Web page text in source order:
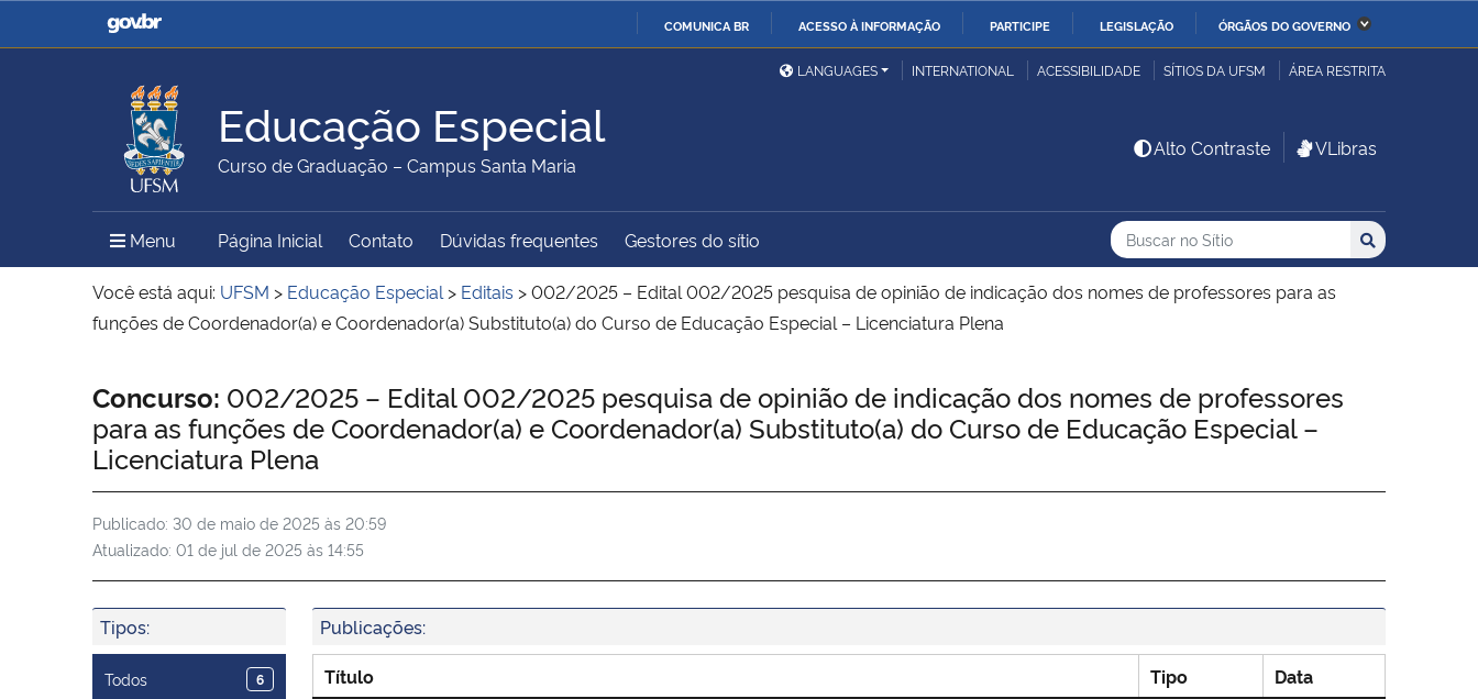
COMUNICA BR ACESSO À INFORMAÇÃO PARTICIPE LEGISLAÇÃO ÓRGÃOS DO GOVERNO
Casa Civil
Ministério da Justiça e
Ministério da Defesa
Ministério das Relações
Exteriores
Ministério da Economia Ministério da Infraestrutura
Ministério da Agricultura,
Pecuária e Abastecimento
Ministério da Educação Ministério da Cidadania
Ministério da Ciência,
Tecnologia, Inovações e
Ministério do Meio Ambiente Ministério do Turismo
Ministério do
Desenvolvimento Regional
Controladoria-Geral da
União
Família e dos Direitos
Humanos
Institucional
LANGUAGES INTERNATIONAL ACESSIBILIDADE SÍTIOS DA UFSM ÁREA RESTRITA
Educação Especial
Curso de Graduação – Campus Santa Maria
Alto Contraste VLibras
Menu Menu Principal do Sítio
Página Inicial Contato Dúvidas frequentes Gestores do sítio Busca
Buscar no no Sítio
Busca: Buscar
Você está aqui: UFSM > Educação Especial > Editais >002/2025 – Edital 002/2025 pesquisa de opinião de indicação dos nomes de professores para as
funções de Coordenador(a) e Coordenador(a) Substituto(a) do Curso de Educação Especial – Licenciatura Plena
Início do conteúdo
Concurso: 002/2025 – Edital 002/2025 pesquisa de opinião de indicação dos nomes de professores
para as funções de Coordenador(a) e Coordenador(a) Substituto(a) do Curso de Educação Especial –
Licenciatura Plena
Publicado: 30 de maio de 2025 às 20:59
Atualizado: 01 de jul de 2025 às 14:55
Tipos:
Todos 6
Publicações:
Título Tipo
Data